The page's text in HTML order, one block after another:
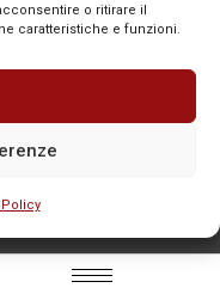
o ritirare il
caratteristiche e funzioni.
provenienti da terze
di proprietà dei legittimi
d’autore o norme vigenti, è
rimozione tramite
town.it